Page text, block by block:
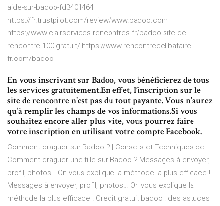
aide-sur-badoo-fd3401464
https://fr.trustpilot.com/review/www.badoo.com
https://www.clairservices-rencontres.fr/badoo-site-de-
rencontre-100-gratuit/ https://www.rencontrecelibataire-
fr.com/badoo
En vous inscrivant sur Badoo, vous bénéficierez de tous
les services gratuitement.En effet, l’inscription sur le
site de rencontre n’est pas du tout payante. Vous n’aurez
qu’à remplir les champs de vos informations.Si vous
souhaitez encore aller plus vite, vous pourrez faire
votre inscription en utilisant votre compte Facebook.
Comment draguer sur Badoo ? | Conseils et Techniques de ...
Comment draguer une fille sur Badoo ? Messages à envoyer,
profil, photos… On vous explique la méthode la plus efficace !
Messages à envoyer, profil, photos… On vous explique la
méthode la plus efficace ! Credit gratuit badoo : des astuces